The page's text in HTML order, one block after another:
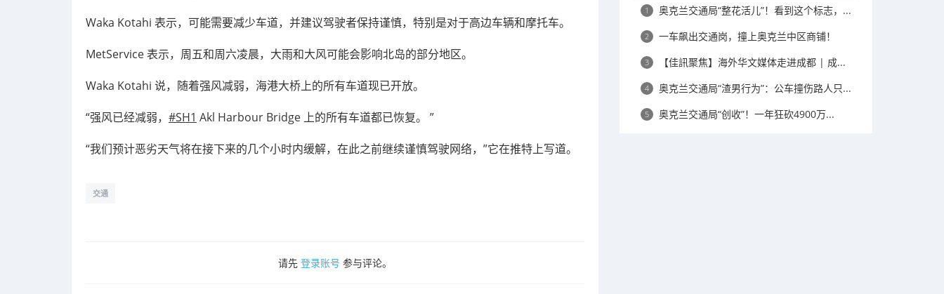
Waka Kotahi 表示，可能需要减少车道，并建议驾驶者保持谨慎，特别是对于高边车辆和摩托车。
MetService 表示，周五和周六凌晨，大雨和大风可能会影响北岛的部分地区。
Waka Kotahi 说，随着强风减弱，海港大桥上的所有车道现已开放。
“强风已经减弱， #SH1 Akl Harbour Bridge 上的所有车道都已恢复。 ”
“我们预计恶劣天气将在接下来的几个小时内缓解，在此之前继续谨慎驾驶网络，”它在推特上写道。
交通
请先 登录账号 参与评论。
1 奥克兰交通局“整花活儿”！看到这个标志，...
2 一车飙出交通岗，撞上奥克兰中区商铺！
3 【佳訊聚焦】海外华文媒体走进成都 | 成...
4 奥克兰交通局“渣男行为”：公车撞伤路人只...
5 奥克兰交通局“创收”！一年狂砍4900万...